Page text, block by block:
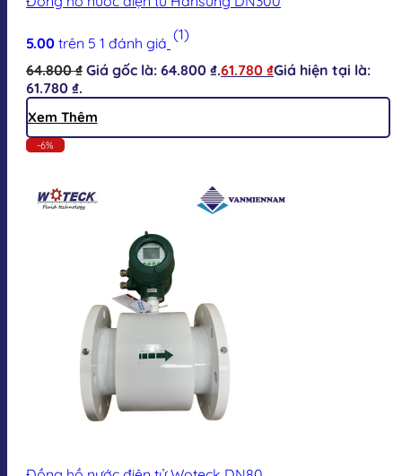
5.00 trên 5 1 đánh giá (1)
64.800₫ Giá gốc là: 64.800 ₫.61.780 ₫Giá hiện tại là:
61.780 ₫.
Xem Thêm
-6%